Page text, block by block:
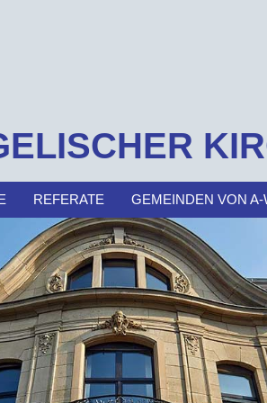
REFERATE GEMEINDEN VON A-